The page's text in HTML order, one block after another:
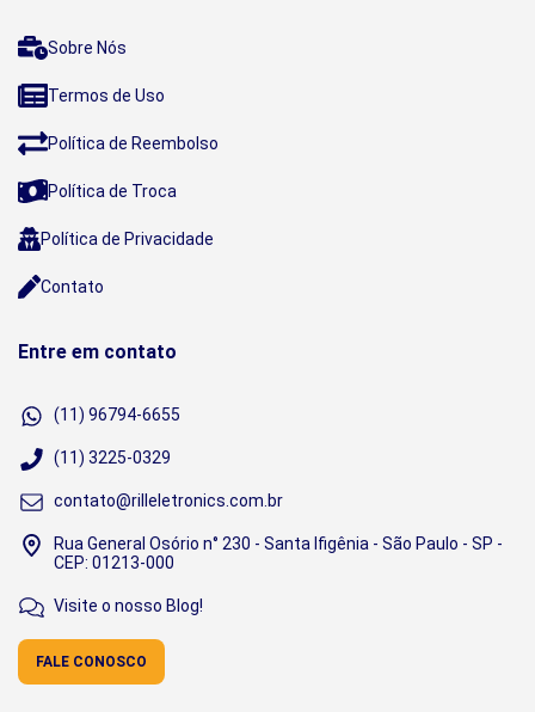
Sobre Nós
Termos de Uso
Política de Reembolso
Política de Troca
Política de Privacidade
Contato
Entre em contato
(11) 96794-6655
(11) 3225-0329
contato@rilleletronics.com.br
Rua General Osório n° 230 - Santa Ifigênia - São Paulo - SP -
CEP: 01213-000
Visite o nosso Blog!
FALE CONOSCO